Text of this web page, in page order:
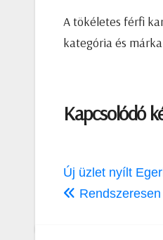
A tökéletes férfi
kategória és
Kapcsolódó
Bejegyzés
navigáció
Új üzlet nyílt